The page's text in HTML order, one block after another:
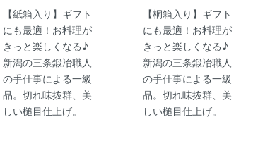
【紙箱入り】ギフト
にも最適！お料理が
きっと楽しくなる♪
新潟の三条鍛冶職人
の手仕事による一級
品。切れ味抜群、美
しい槌目仕上げ。
【桐箱入り】ギフト
にも最適！お料理が
きっと楽しくなる♪
新潟の三条鍛冶職人
の手仕事による一級
品。切れ味抜群、美
しい槌目仕上げ。